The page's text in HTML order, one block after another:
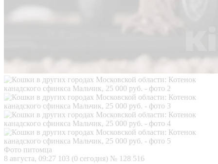
Фото питомца
8 августа, 09:27 103 (0 сегодня) № 128 516